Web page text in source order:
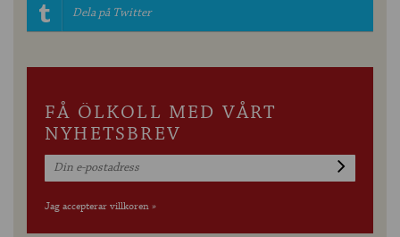
Dela på Twitter
FÅ ÖLKOLL MED VÅRT
NYHETSBREV
Jag accepterar villkoren »